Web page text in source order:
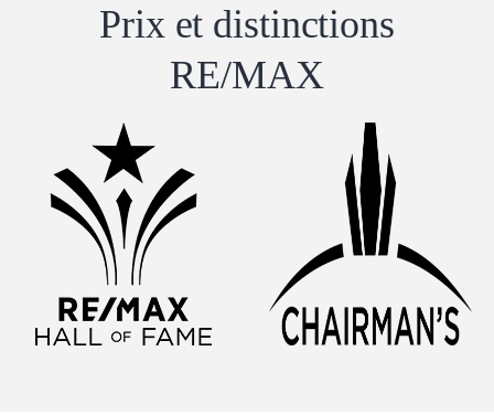
Prix ​​et distinctions
RE/MAX